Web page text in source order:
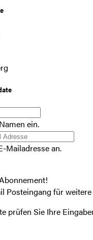
ein.
Mailadresse an.
Posteingang für
prüfen Sie Ihre